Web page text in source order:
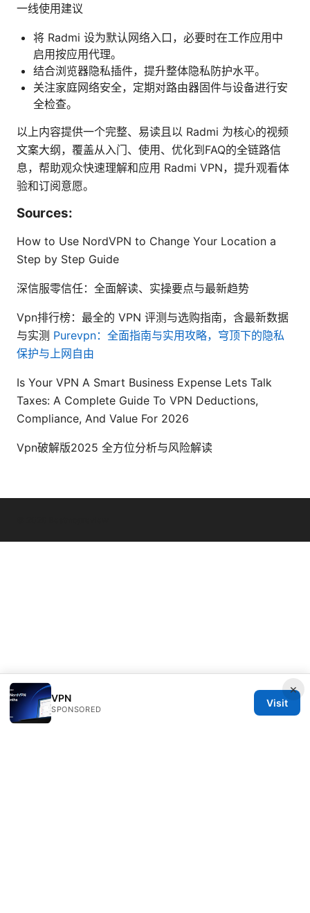
一线使用建议
将 Radmi 设为默认网络入口，必要时在工作应用中
启用按应用代理。
结合浏览器隐私插件，提升整体隐私防护水平。
关注家庭网络安全，定期对路由器固件与设备进行安
全检查。
以上内容提供一个完整、易读且以 Radmi 为核心的视频
文案大纲，覆盖从入门、使用、优化到FAQ的全链路信
息，帮助观众快速理解和应用 Radmi VPN，提升观看体
验和订阅意愿。
Sources:
How to Use NordVPN to Change Your Location a
Step by Step Guide
深信服零信任：全面解读、实操要点与最新趋势
Vpn排行榜：最全的 VPN 评测与选购指南，含最新数据
与实测 Purevpn：全面指南与实用攻略，穹顶下的隐私
保护与上网自由
Is Your VPN A Smart Business Expense Lets Talk
Taxes: A Complete Guide To VPN Deductions,
Compliance, And Value For 2026
Vpn破解版2025 全方位分析与风险解读
×
VPN
SPONSORED
Visit